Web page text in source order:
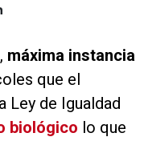
máxima instancia
que el
Ley de Igualdad
biológico lo que